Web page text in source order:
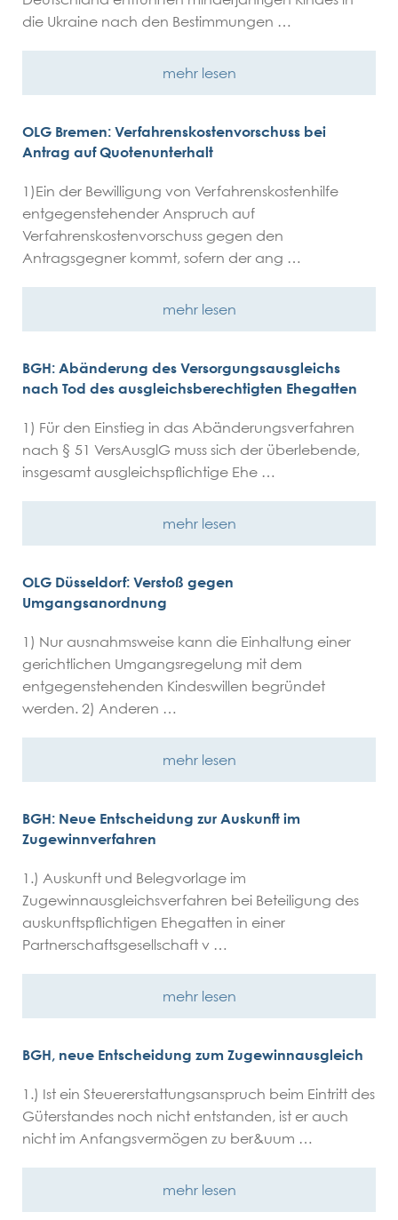
die Ukraine nach den Bestimmungen …
mehr lesen
OLG Bremen: Verfahrenskostenvorschuss bei
Antrag auf Quotenunterhalt
1)Ein der Bewilligung von Verfahrenskostenhilfe
entgegenstehender Anspruch auf
Verfahrenskostenvorschuss gegen den
Antragsgegner kommt, sofern der ang …
mehr lesen
BGH: Abänderung des Versorgungsausgleichs
nach Tod des ausgleichsberechtigten Ehegatten
1) Für den Einstieg in das Abänderungsverfahren
nach § 51 VersAusglG muss sich der überlebende,
insgesamt ausgleichspflichtige Ehe …
mehr lesen
OLG Düsseldorf: Verstoß gegen
Umgangsanordnung
1) Nur ausnahmsweise kann die Einhaltung einer
gerichtlichen Umgangsregelung mit dem
entgegenstehenden Kindeswillen begründet
werden. 2) Anderen …
mehr lesen
BGH: Neue Entscheidung zur Auskunft im
Zugewinnverfahren
1.) Auskunft und Belegvorlage im
Zugewinnausgleichsverfahren bei Beteiligung des
auskunftspflichtigen Ehegatten in einer
Partnerschaftsgesellschaft v …
mehr lesen
BGH, neue Entscheidung zum Zugewinnausgleich
1.) Ist ein Steuererstattungsanspruch beim Eintritt des
Güterstandes noch nicht entstanden, ist er auch
nicht im Anfangsvermögen zu ber&uum …
mehr lesen